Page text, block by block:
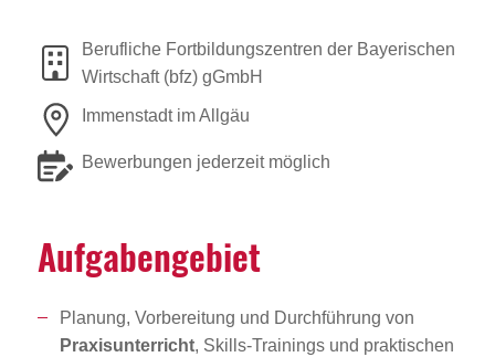
Berufliche Fortbildungszentren der Bayerischen
Wirtschaft (bfz) gGmbH
Immenstadt im Allgäu
Bewerbungen jederzeit möglich
Aufga­ben­ge­biet
Planung, Vorbereitung und Durchführung von
Praxisunterricht, Skills-Trainings und praktischen